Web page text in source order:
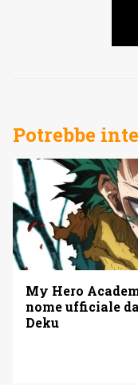
Potrebbe
My Hero
nome ufficiale
Deku